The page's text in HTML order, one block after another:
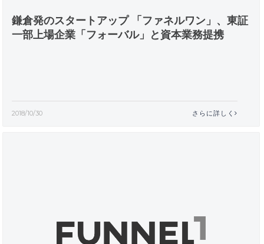
鎌倉発のスタートアップ 「ファネルワン」、東証
一部上場企業「フォーバル」と資本業務提携
2018/10/30 さらに詳しく